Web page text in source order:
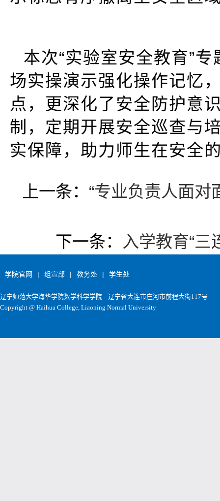
本次“实验室安全教育”
场实操演示强化操作记忆
点，更深化了安全防护意
制，定期开展安全巡查与
实保障，助力师生在安全
上一条： “专业负责人面对
下一条： 入学教育“
学院官网 | 组宣部 | 教务处 | 学生处
辽宁师范大学海华学院数学科学学院 辽宁省大连市庄河市前程大街117号
Copyright @ Haihua College, Liaoning Normal University